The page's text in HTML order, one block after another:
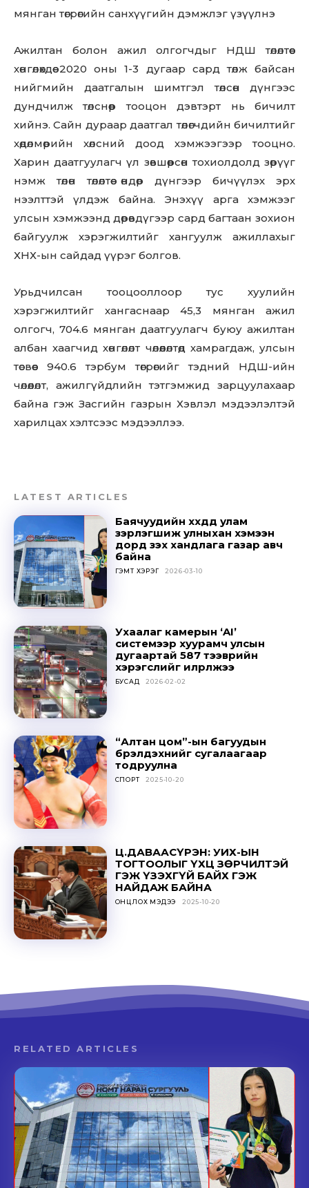
Don't miss
out!
Sing up for our newsletter
to stay in the loop.
SUBSCRIBE
мянган төгрөгийн санхүүгийн дэмжлэг үзүүлнэ
Ажилтан болон ажил олгогчдыг НДШ төлөлтөөс
хөнгөлөхдөө 2020 оны 1-3 дугаар сард төлж байсан
нийгмийн даатгалын шимтгэл төлсөн дүнгээс
дундчилж төлснөөр тооцон дэвтэрт нь бичилт
хийнэ. Сайн дураар даатгал төлөгчдийн бичилтийг
хөдөлмөрийн хөлсний доод хэмжээгээр тооцно.
Харин даатгуулагч үл зөвшөөрсөн тохиолдолд зөрүүг
нэмж төлөн төлөлтөө өндөр дүнгээр бичүүлэх эрх
нээлттэй үлдэж байна. Энэхүү арга хэмжээг
улсын хэмжээнд дөрөвдүгээр сард багтаан зохион
байгуулж хэрэгжилтийг хангуулж ажиллахыг
ХНХ-ын сайдад үүрэг болгов.
Урьдчилсан тооцооллоор тус хуулийн
хэрэгжилтийг хангаснаар 45,3 мянган ажил
олгогч, 704.6 мянган даатгуулагч буюу ажилтан
албан хаагчид хөнгөлөлт чөлөөлөлтөд хамрагдаж, улсын
төсвөөс 940.6 тэрбум төгрөгийг тэдний НДШ-ийн
чөлөөлөлт, ажилгүйдлийн тэтгэмжид зарцуулахаар
байна гэж Засгийн газрын Хэвлэл мэдээлэлтэй
харилцах хэлтсээс мэдээллээ.
LATEST ARTICLES
Баячуудийн хүүхдүүд улам
зэрлэгшиж улныхан хэмээн
дорд үзэх хандлага газар авч
байна
ГЭМТ ХЭРЭГ 2026-03-10
Ухаалаг камерын ‘AI’
системээр хуурамч улсын
дугаартай 587 тээврийн
хэрэгслийг илрүүлжээ
БУСАД 2026-02-02
“Алтан цом”-ын багуудын
бүрэлдэхүүнийг сугалаагаар
тодруулна
СПОРТ 2025-10-20
Ц.ДАВААСҮРЭН: УИХ-ЫН
ТОГТООЛЫГ ҮХЦ ЗӨРЧИЛТЭЙ
ГЭЖ ҮЗЭХГҮЙ БАЙХ ГЭЖ
НАЙДАЖ БАЙНА
ОНЦЛОХ МЭДЭЭ 2025-10-20
RELATED ARTICLES